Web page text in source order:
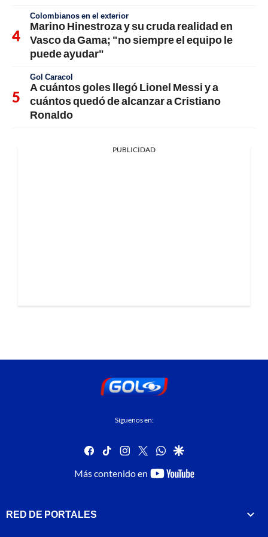
Colombianos en el exterior
Marino Hinestroza y su cruda realidad en
Vasco da Gama; "no siempre el equipo le
puede ayudar"
Gol Caracol
A cuántos goles llegó Lionel Messi y a
cuántos quedó de alcanzar a Cristiano
Ronaldo
PUBLICIDAD
Síguenos en:
facebook
tiktok instagram
twitterwhatsapp
google
Más contenido en
youtube-
RED DE PORTALES